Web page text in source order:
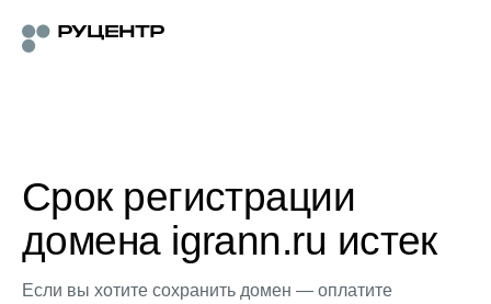
Срок регистрации
домена igrann.ru истек
Если вы хотите сохранить домен — оплатите